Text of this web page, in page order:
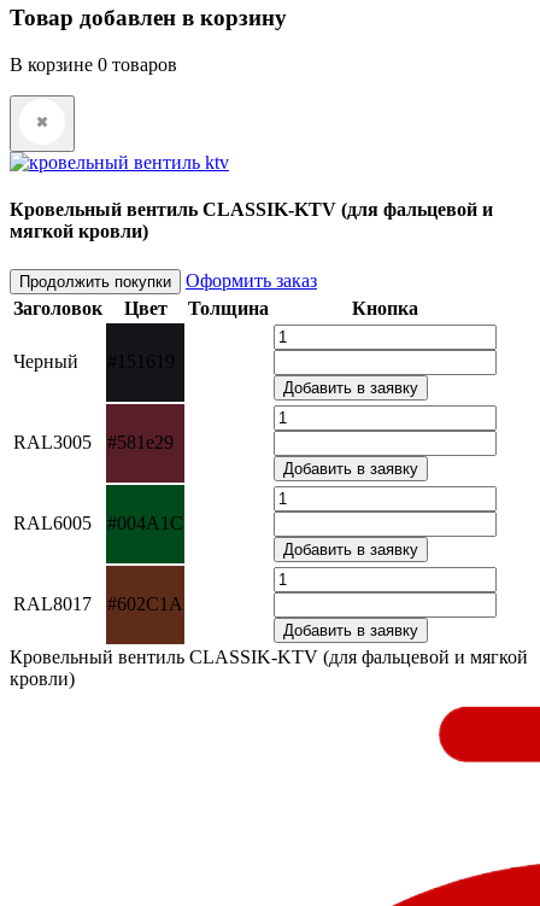
Товар добавлен в корзину
В корзине 0 товаров
Кровельный вентиль CLASSIK-KTV (для фальцевой и
мягкой кровли)
Продолжить покупки
Оформить заказ
Заголовок
Цвет Толщина Кнопка
Черный #151619
RAL3005 #581e29
RAL6005 #004A1C
RAL8017 #602C1A
Кровельный вентиль CLASSIK-KTV (для фальцевой и мягкой
кровли)